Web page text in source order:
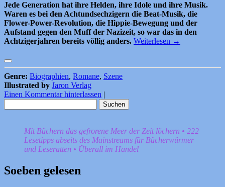
Jede Generation hat ihre Helden, ihre Idole und ihre Musik.
Waren es bei den Achtundsechzigern die Beat-Musik, die
Flower-Power-Revolution, die Hippie-Bewegung und der
Aufstand gegen den Muff der Nazizeit, so war das in den
Achtzigerjahren bereits völlig anders. Weiterlesen →
Genre: Biographien, Romane, Szene
Illustrated by Jaron Verlag
Einen Kommentar hinterlassen
nach:
Mit Büchern das gefrorene Meer der Zeit löchern • 222
Lesetipps abseits des Mainstreams für Bücherwürmer
und Leseratten • Überall im Handel
Soeben gelesen